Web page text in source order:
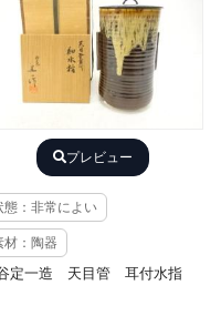
プレビュー
態：非常によい
材：陶器
定一造 天目管 耳付水指